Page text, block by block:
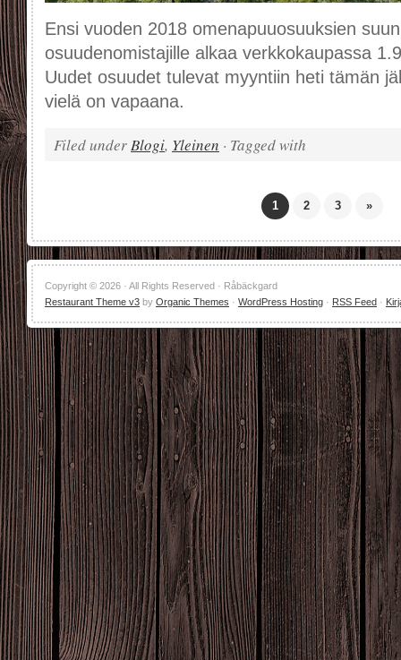
Ensi vuoden 2018 omenapuuosuuksien
osuudenomistajille alkaa verkkokaupassa
Uudet osuudet tulevat myyntiin heti tämän
vielä on vapaana.
Filed underBlogi, Yleinen · Tagged with
1 2 3 »
Copyright © 2026 · All Rights Reserved · Råbäckgard
Restaurant Theme v3 by Organic Themes · WordPress Hosting · RSS Feed ·